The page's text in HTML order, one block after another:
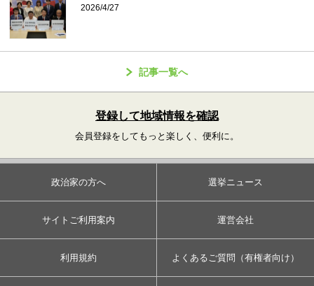
2026/4/27
記事一覧へ
登録して地域情報を確認
会員登録をしてもっと楽しく、便利に。
政治家の方へ 選挙ニュース
サイトご利用案内 運営会社
利用規約 よくあるご質問（有権者向け）